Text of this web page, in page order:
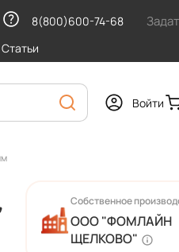
8(800)600-74-68
Статьи
Войти
Собственное
ООО "ФОМЛАЙН
ЩЕЛКОВО"